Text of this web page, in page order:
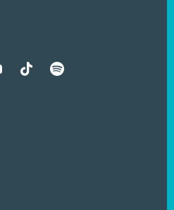
réseaux